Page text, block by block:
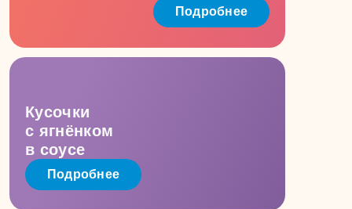
Подробнее
Кусочки
с ягнёнком
в соусе
Подробнее